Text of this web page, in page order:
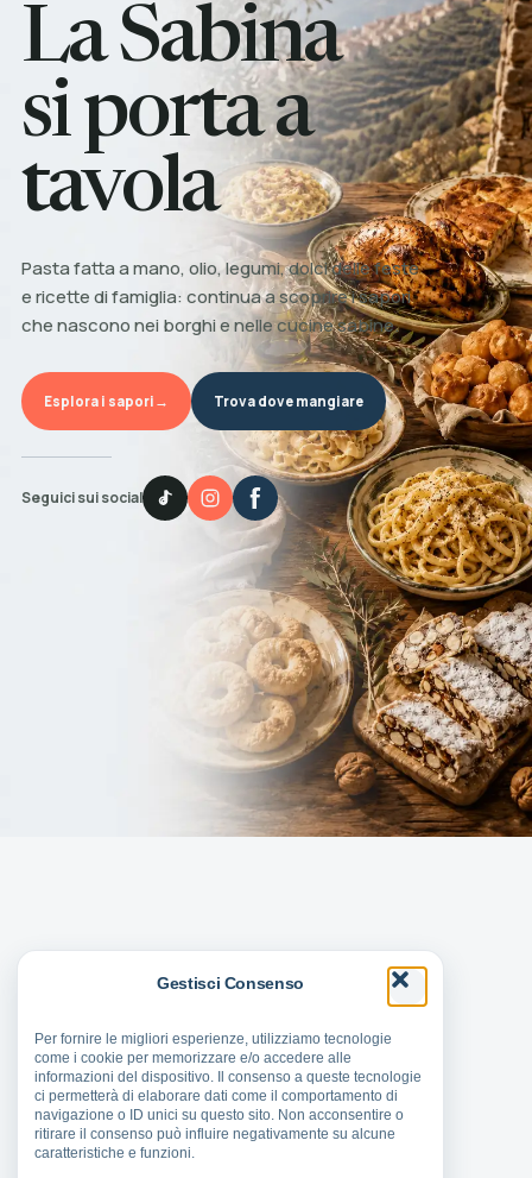
Gestisci Consenso
Per fornire le migliori esperienze, utilizziamo tecnologie
come i cookie per memorizzare e/o accedere alle
informazioni del dispositivo. Il consenso a queste tecnologie
ci permetterà di elaborare dati come il comportamento di
navigazione o ID unici su questo sito. Non acconsentire o
ritirare il consenso può influire negativamente su alcune
caratteristiche e funzioni.
La Sabina
si porta a
tavola
Pasta fatta a mano, olio, legumi, dolci delle feste
e ricette di famiglia: continua a scoprire i sapori
che nascono nei borghi e nelle cucine sabine.
Esplora i sapori → Trova dove mangiare
Seguici sui social